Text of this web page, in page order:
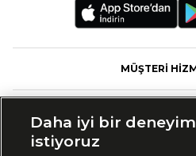
MÜŞTERİ
Daha iyi bir
istiyoruz